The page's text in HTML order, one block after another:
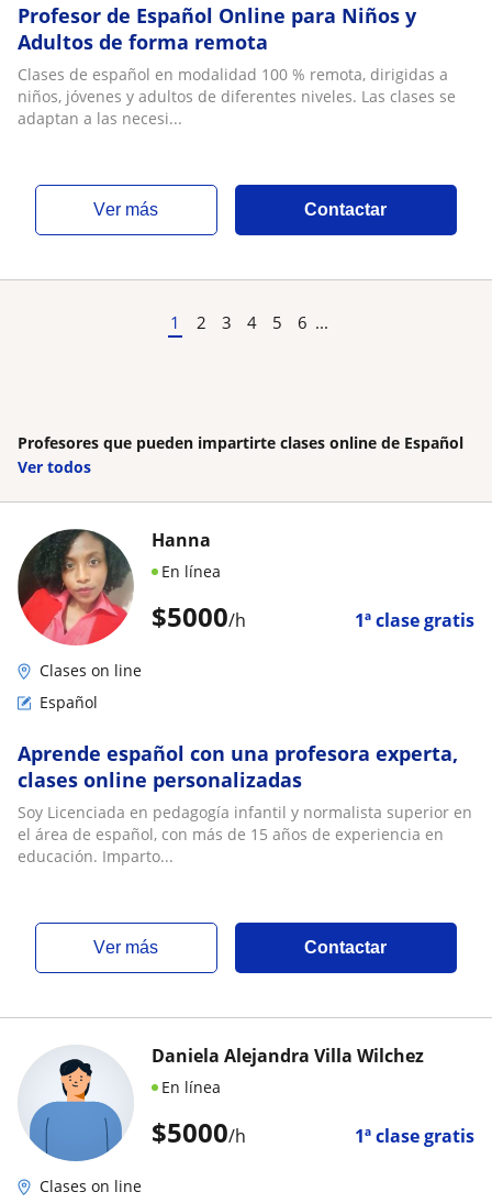
Profesor de Español Online para Niños y
Adultos de forma remota
Clases de español en modalidad 100 % remota, dirigidas a
niños, jóvenes y adultos de diferentes niveles. Las clases se
adaptan a las necesi...
ver más Contactar
1 2 3 4 5 6 ...
Profesores que pueden impartirte clases online de Español
Ver todos
$5000/h 1ª clase gratis
Hanna
En línea
Clases on line
Español
Aprende español con una profesora experta,
clases online personalizadas
Soy Licenciada en pedagogía infantil y normalista superior en
el área de español, con más de 15 años de experiencia en
educación. Imparto...
ver más Contactar
$5000/h 1ª clase gratis
Daniela Alejandra Villa Wilchez
En línea
Clases on line